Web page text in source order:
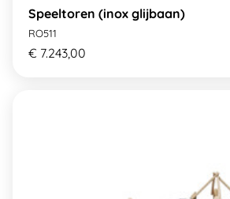
Speeltoren (inox glijbaan)
RO511
€ 7.243,00